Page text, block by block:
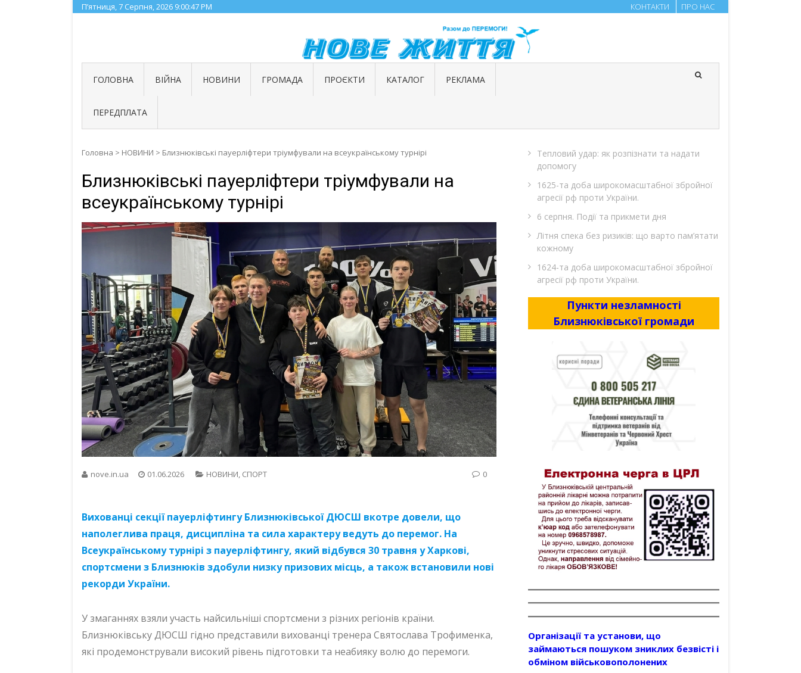
Skip
to
П’ятниця, 7 Серпня, 2026 9:00:48 PM КОНТАКТИ ПРО НАС
ГОЛОВНА ВІЙНА НОВИНИ ГРОМАДА ПРОЄКТИ КАТАЛОГ РЕКЛАМА
ПЕРЕДПЛАТА
Головна > НОВИНИ > Близнюківські пауерліфтери тріумфували на всеукраїнському турнірі
Близнюківські пауерліфтери тріумфували на
всеукраїнському турнірі
nove.in.ua 01.06.2026 НОВИНИ, СПОРТ 0
Вихованці секції пауерліфтингу Близнюківської ДЮСШ вкотре довели, що
наполеглива праця, дисципліна та сила характеру ведуть до перемог. На
Всеукраїнському турнірі з пауерліфтингу, який відбувся 30 травня у Харкові,
спортсмени з Близнюків здобули низку призових місць, а також встановили нові
рекорди України.
У змаганнях взяли участь найсильніші спортсмени з різних регіонів країни.
Близнюківську ДЮСШ гідно представили вихованці тренера Святослава Трофименка,
які продемонстрували високий рівень підготовки та неабияку волю до перемоги.
Тепловий удар: як розпізнати та надати
допомогу
1625-та доба широкомасштабної збройної
агресії рф проти України.
6 серпня. Події та прикмети дня
Літня спека без ризиків: що варто пам’ятати
кожному
1624-та доба широкомасштабної збройної
агресії рф проти України.
Пункти незламності
Близнюківської громади
Організації та установи, що
займаються пошуком зниклих безвісті і
обміном військовополонених